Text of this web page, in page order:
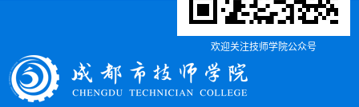
欢迎关注技师学院公众号